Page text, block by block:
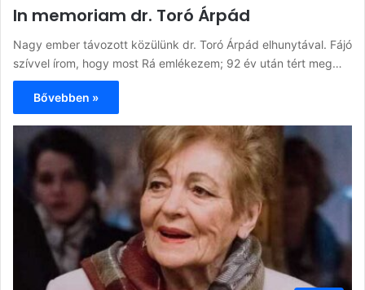
In memoriam dr. Toró Árpád
Nagy ember távozott közülünk dr. Toró Árpád elhunytával. Fájó
szívvel írom, hogy most Rá emlékezem; 92 év után tért meg…
Bővebben »